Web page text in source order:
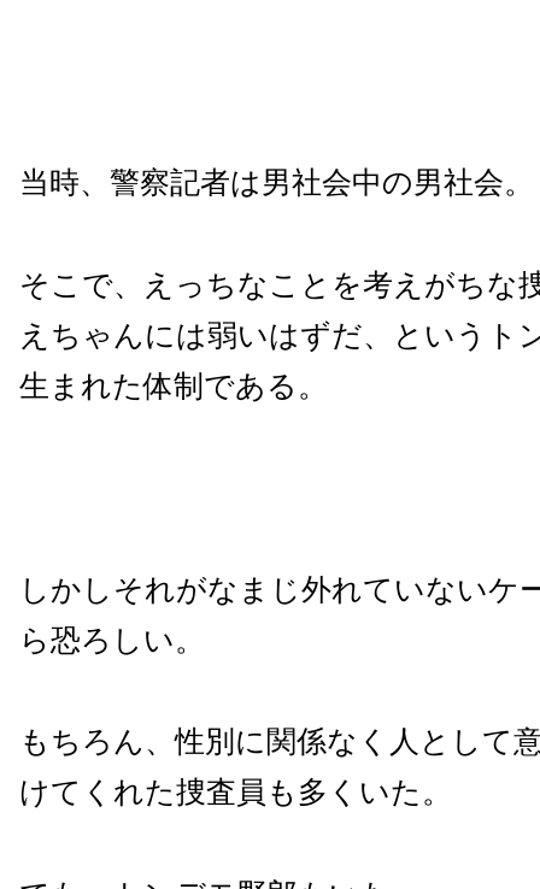
当時、警察記者は男社会中の男社会。
そこで、えっちなことを考えがちな
えちゃんには弱いはずだ、というト
生まれた体制である。
しかしそれがなまじ外れていないケ
ら恐ろしい。
もちろん、性別に関係なく人として
けてくれた捜査員も多くいた。